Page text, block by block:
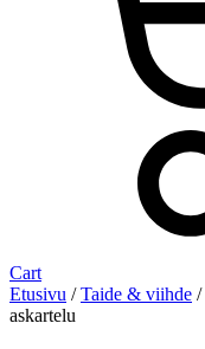
Cart
Etusivu /Taide & viihde /
askartelu